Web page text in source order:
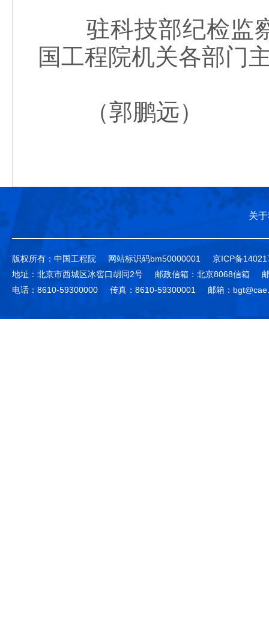
驻科技部纪检监察
国工程院机关各部门
（郭鹏远）
关
版权所有：中国工程院 网站标识码bm50000001
京ICP备
地址：北京市西城区冰窖口胡同2号
邮政信箱：北京8068信箱
电话：8610-59300000
传真：8610-59300001 邮箱：